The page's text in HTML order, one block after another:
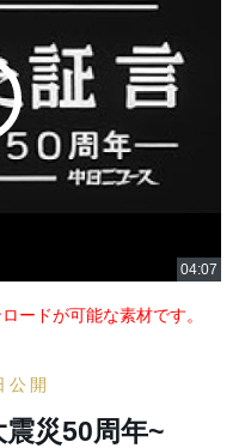
ードが可能な素材です。
開
災50周年~